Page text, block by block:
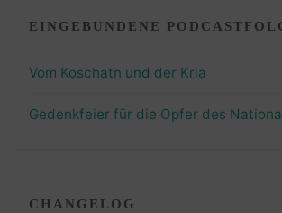
EINGEBUNDENE
Vom Koschatn und der Kria
Gedenkfeier für die Opfer des
CHANGELOG